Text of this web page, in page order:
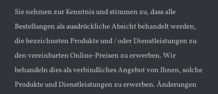
Sie nehmen zur Kenntnis und stimmen zu, dass alle
Bestellungen als ausdrückliche Absicht behandelt werden,
die bezeichneten Produkte und / oder Dienstleistungen zu
den vereinbarten Online-Preisen zu erwerben. Wir
behandeln dies als verbindliches Angebot von Ihnen, solche
Produkte und Dienstleistungen zu erwerben. Änderungen